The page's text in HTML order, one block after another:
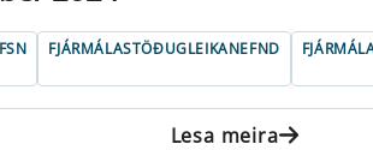
FJÁRMÁLASTÖÐUGLEIKANEFND
Lesa meira